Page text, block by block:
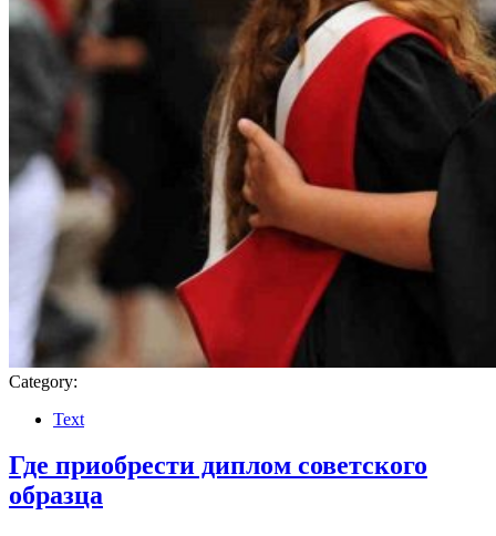
Category:
Text
Где приобрести диплом советского
образца